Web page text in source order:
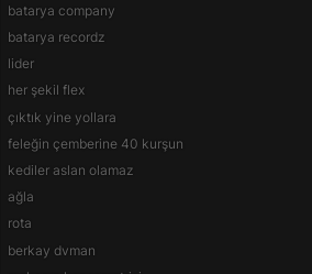
batarya company
batarya recordz
lider
her şekil flex
çıktık yine yollara
feleğin çemberine 40 kurşun
kediler aslan olamaz
ağla
rota
berkay dvman